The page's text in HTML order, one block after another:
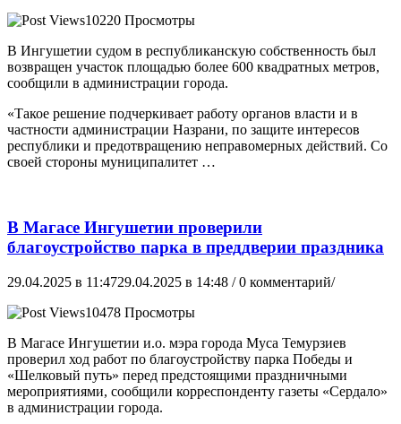
10220 Просмотры
В Ингушетии судом в республиканскую собственность был
возвращен участок площадью более 600 квадратных метров,
сообщили в администрации города.
«Такое решение подчеркивает работу органов власти и в
частности администрации Назрани, по защите интересов
республики и предотвращению неправомерных действий. Со
своей стороны муниципалитет …
В Магасе Ингушетии проверили
благоустройство парка в преддверии праздника
29.04.2025 в 11:4729.04.2025 в 14:48 / 0 комментарий/
10478 Просмотры
В Магасе Ингушетии и.о. мэра города Муса Темурзиев
проверил ход работ по благоустройству парка Победы и
«Шелковый путь» перед предстоящими праздничными
мероприятиями, сообщили корреспонденту газеты «Сердало»
в администрации города.